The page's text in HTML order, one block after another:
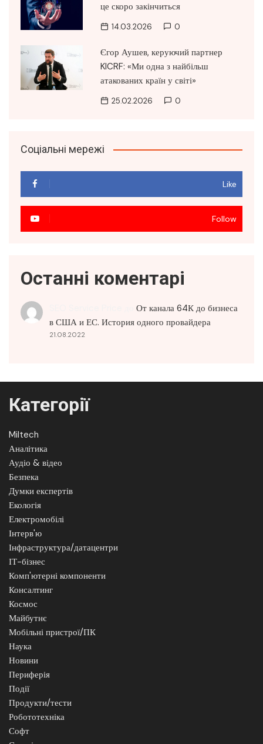
це скоро закінчиться
14.03.2026 0
Єгор Аушев, керуючий партнер
KICRF: «Ми одна з найбільш
атакованих країн у світі»
25.02.2026 0
Соціальні мережі
Like
Follow
Останні коментарі
От канала 64К до бизнеса
в США и ЕС. История одного провайдера
21.08.2022
Категорії
Miltech
Аналітика
Аудіо & відео
Безпека
Думки експертів
Екологія
Електромобілі
Інтерв'ю
Інфраструктура/датацентри
ІТ-бізнес
Комп'ютерні компоненти
Консалтинг
Космос
Майбутнє
Мобільні пристрої/ПК
Наука
Новини
Периферія
Події
Продукти/тести
Робототехніка
Софт